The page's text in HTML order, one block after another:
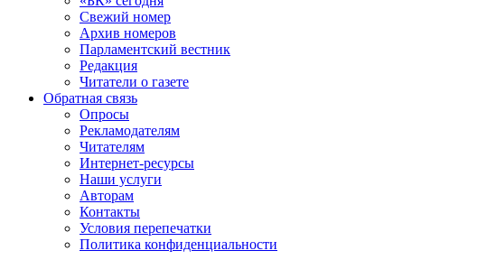
Свежий номер
Архив номеров
Парламентский вестник
Редакция
Читатели о газете
Обратная связь
Опросы
Рекламодателям
Читателям
Интернет-ресурсы
Наши услуги
Авторам
Контакты
Условия перепечатки
Политика конфиденциальности